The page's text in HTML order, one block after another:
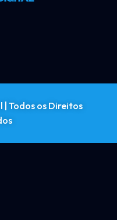
Todos os Direitos